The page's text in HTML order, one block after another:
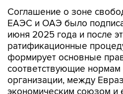
Соглашение о зоне
ЕАЭС и ОАЭ было
июня 2025 года и после
ратификационные
формирует основные
соответствующие
организации, между